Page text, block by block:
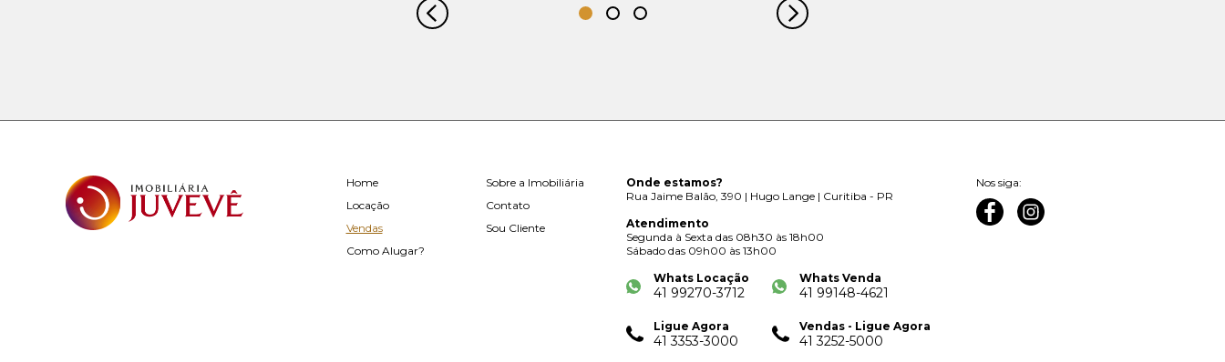
Home
Locação
Vendas
Como Alugar?
Sobre a Imobiliária
Contato
Sou Cliente
Onde estamos?
Rua Jaime Balão, 390 | Hugo Lange | Curitiba - PR
Atendimento
Segunda à Sexta das 08h30 às 18h00
Sábado das 09h00 às 13h00
Whats Locação
41 99270-3712
Whats Venda
41 99148-4621
Ligue Agora
41 3353-3000
Vendas - Ligue Agora
41 3252-5000
Nos siga: